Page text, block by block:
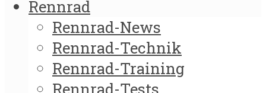
Rennrad
Rennrad-News
Rennrad-Technik
Rennrad-Training
Rennrad-Tests